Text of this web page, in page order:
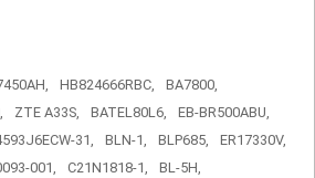
HB824666RBC,
BA7800,
ZTE A33S, BATEL80L6,
EB-BR500ABU,
31, BLN-1, BLP685,
ER17330V,
001, C21N1818-1,
BL-5H,